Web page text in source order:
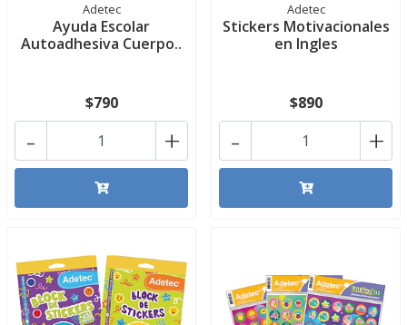
Adetec
Ayuda Escolar
Autoadhesiva Cuerpo..
$790
+
-
Adetec
Stickers Motivacionales
en Ingles
$890
+
-